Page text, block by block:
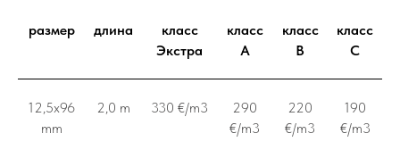
размер длина
класс
Экстра
класс
A
класс
B
класс
C
12,5x96
mm
2,0 m 330 €/m3
290
€/m3
220
€/m3
190
€/m3